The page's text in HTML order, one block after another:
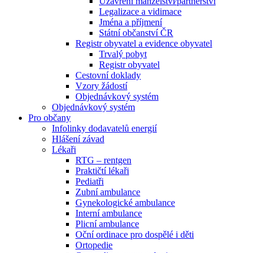
Legalizace a vidimace
Jména a příjmení
Státní občanství ČR
Registr obyvatel a evidence obyvatel
Trvalý pobyt
Registr obyvatel
Cestovní doklady
Vzory žádostí
Objednávkový systém
Objednávkový systém
Pro občany
Infolinky dodavatelů energií
Hlášení závad
Lékaři
RTG – rentgen
Praktičtí lékaři
Pediatři
Zubní ambulance
Gynekologické ambulance
Interní ambulance
Plicní ambulance
Oční ordinace pro dospělé i děti
Ortopedie